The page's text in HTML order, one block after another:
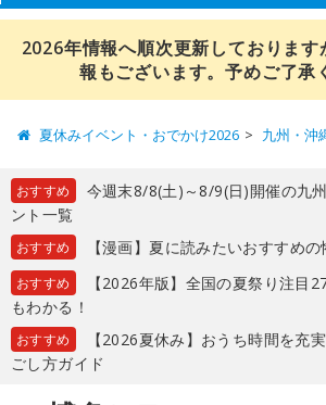
2026年情報へ順次更新しておりま
報もございます。予めご了承
夏休みイベント・おでかけ2026 九州・沖
おすすめ
今週末8/8(土)～8/9(日)開催の九
ント一覧
おすすめ 【漫画】夏に読みたいおすすめ
おすすめ
【2026年版】全国の夏祭り注目
もわかる！
おすすめ
【2026夏休み】おうち時間を充
ごし方ガイド